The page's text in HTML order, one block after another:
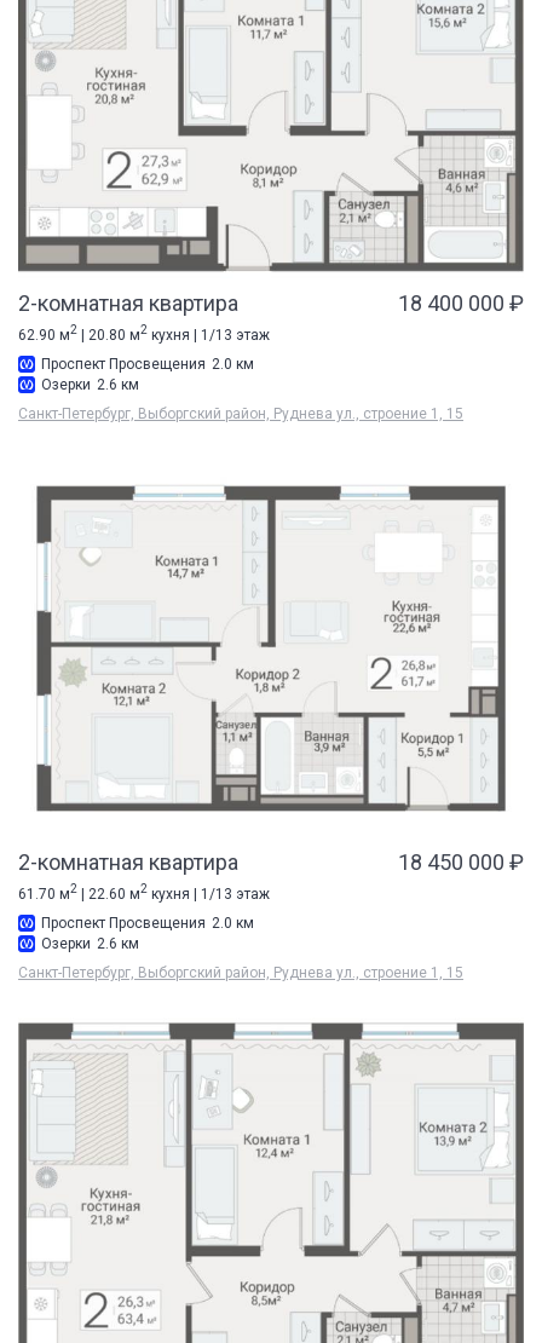
2-комнатная квартира 18 400 000 ₽
62.90 м2 | 20.80 м2 кухня | 1/13 этаж
Проспект Просвещения 2.0 км
Озерки 2.6 км
Санкт-Петербург, Выборгский район, Руднева ул., строение 1, 15
2-комнатная квартира 18 450 000 ₽
61.70 м2 | 22.60 м2 кухня | 1/13 этаж
Проспект Просвещения 2.0 км
Озерки 2.6 км
Санкт-Петербург, Выборгский район, Руднева ул., строение 1, 15